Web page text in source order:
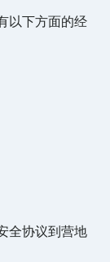
以下方面的经
全协议到营地